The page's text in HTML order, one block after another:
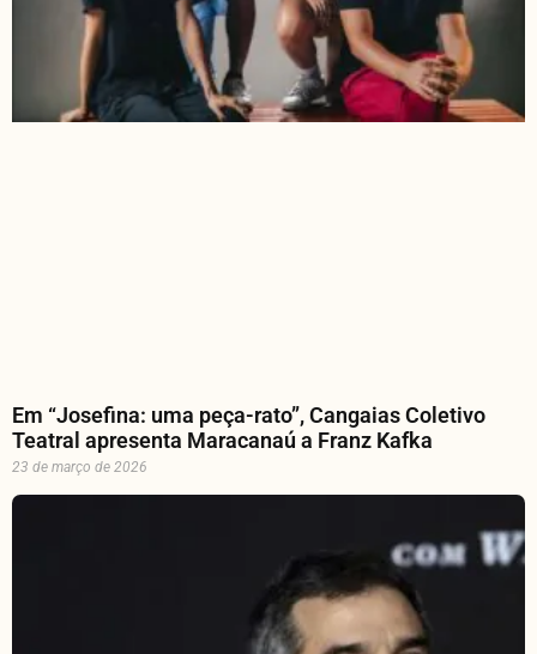
Em “Josefina: uma peça-rato”, Cangaias Coletivo
Teatral apresenta Maracanaú a Franz Kafka
23 de março de 2026